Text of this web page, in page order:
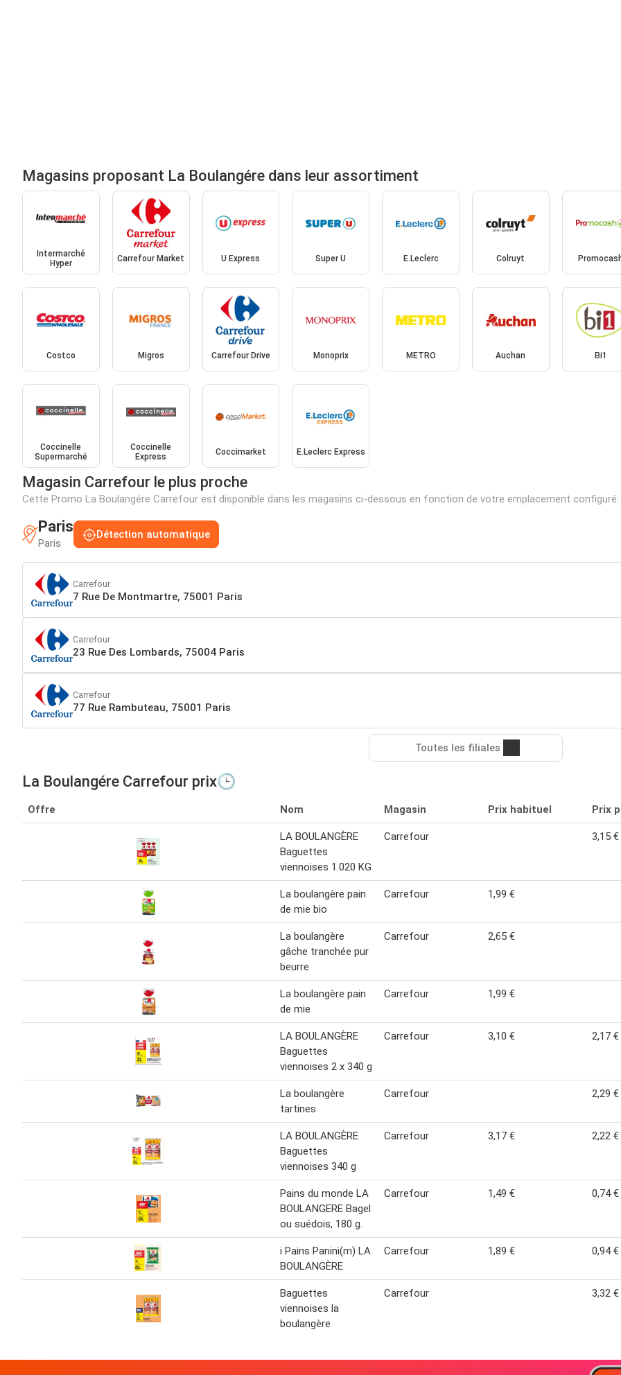
Magasins proposant La Boulangére dans leur assortiment
Intermarché
Hyper
Carrefour Market U Express Super U E.Leclerc Colruyt
Costco Migros Carrefour Drive Monoprix METRO Auchan Bi1
Coccinelle
Supermarché
Coccinelle
Express
Coccimarket E.Leclerc Express
Magasin Carrefour le plus proche
Cette Promo La Boulangére Carrefour est disponible dans les magasins ci-dessous en fonction de votre emplacement configuré:
Paris
Paris
Détection automatique
Carrefour
7 Rue De Montmartre, 75001 Paris
Carrefour
23 Rue Des Lombards, 75004 Paris
Carrefour
77 Rue Rambuteau, 75001 Paris
Toutes les filiales
La Boulangére Carrefour prix🕒
Offre Nom Magasin Prix habituel Prix
LA BOULANGÈRE
Baguettes
viennoises 1.020 KG
Carrefour 3,15 €
La boulangère pain
de mie bio
Carrefour 1,99 €
La boulangère
gâche tranchée pur
beurre
Carrefour 2,65 €
La boulangère pain
de mie
Carrefour 1,99 €
LA BOULANGÈRE
Baguettes
viennoises 2 x 340 g
Carrefour 3,10 € 2,17 €
La boulangère
tartines
Carrefour 2,29 €
LA BOULANGÈRE
Baguettes
viennoises 340 g
Carrefour 3,17 € 2,22 €
Pains du monde LA
BOULANGERE Bagel
ou suédois, 180 g.
Carrefour 1,49 € 0,74 €
i Pains Panini(m) LA
BOULANGÈRE
Carrefour 1,89 € 0,94 €
Baguettes
viennoises la
boulangère
Carrefour 3,32 €